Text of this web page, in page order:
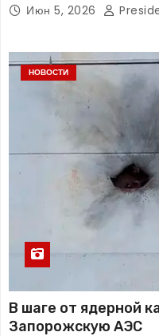
Июн 5, 2026
НОВОСТИ
В шаге от ядерной
Запорожскую АЭС